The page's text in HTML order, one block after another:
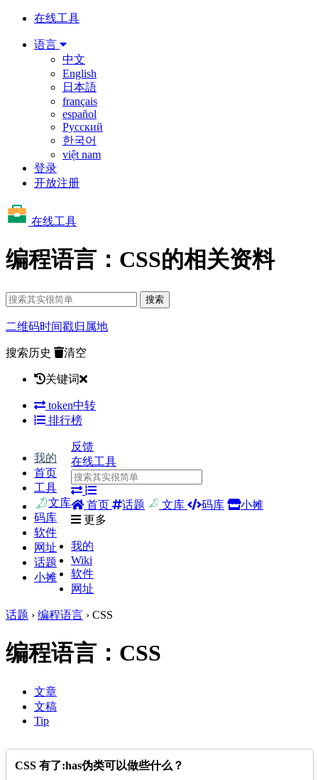
在线工具
语言
中文
English
日本語
français
español
Русский
한국어
việt nam
登录
开放注册
在线工具
编程语言：CSS的相关资料
搜索
二维码时间戳归属地
搜索历史 清空
关键词
token中转
排行榜
我的
首页
工具
文库
码库
软件
网址
话题
小摊
反馈
在线工具
首页 话题 文库 码库
小摊
更多
我的
Wiki
软件
网址
话题 › 编程语言 › CSS
编程语言：CSS
文章
文稿
Tip
CSS 有了:has伪类可以做些什么？